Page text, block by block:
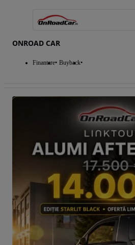
ONROAD CAR
Finantare Buyback